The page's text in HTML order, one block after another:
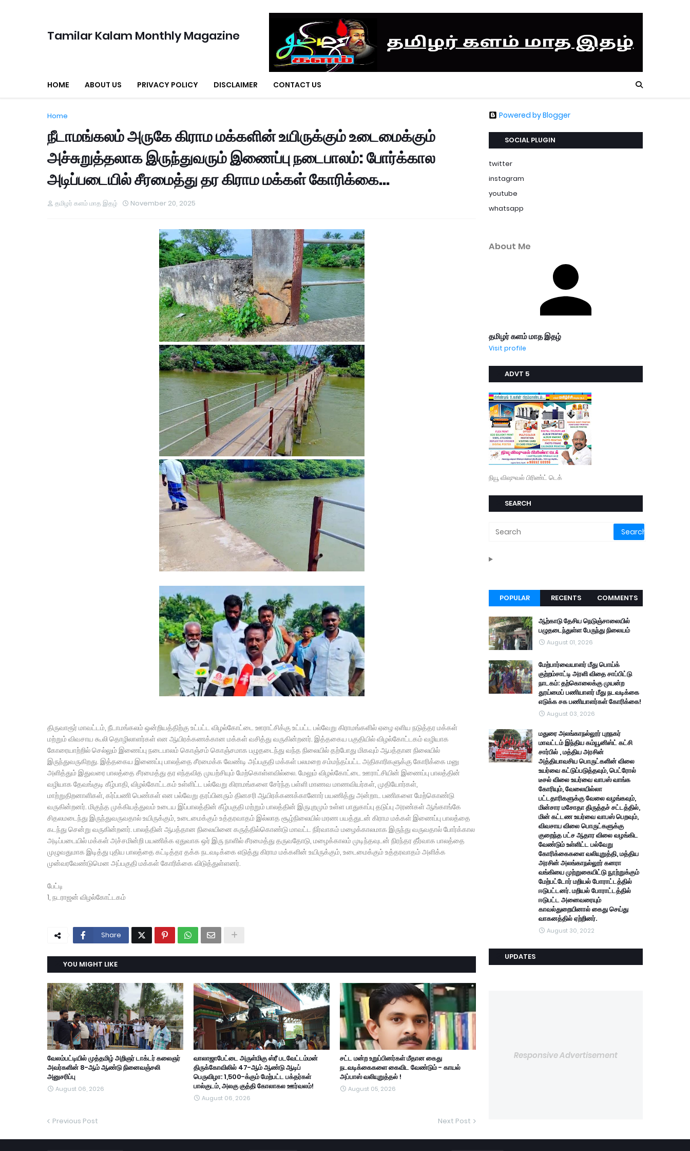
Tamilar Kalam Monthly Magazine
HOME ABOUT US PRIVACY POLICY DISCLAIMER CONTACT US
Home
நீடாமங்கலம் அருகே கிராம மக்களின் உயிருக்கும் உடைமைக்கும்
அச்சுறுத்தலாக இருந்துவரும் இணைப்பு நடைபாலம்: போர்க்கால
அடிப்படையில் சீரமைத்து தர கிராம மக்கள் கோரிக்கை...
தமிழர் களம் மாத இதழ் November 20, 2025
திருவாரூர் மாவட்டம், நீடாமங்கலம் ஒன்றியத்திற்கு உட்பட்ட விழல்கோட்டை ஊராட்சிக்கு உட்பட்ட பல்வேறு கிராமங்களில் ஏழை ஏளிய நடுத்தர மக்கள்
மற்றும் விவசாய கூலி தொழிலாளர்கள் என ஆயிரக்கணக்கான மக்கள் வசித்து வருகின்றனர். இத்தகைய பகுதியில் விழல்கோட்டகம் வழியாக
கோரையாற்றில் செல்லும் இணைப்பு நடைபாலம் கொஞ்சம் கொஞ்சமாக பழுதடைந்து வந்த நிலையில் தற்போது மிகவும் ஆபத்தான நிலையில்
இருந்துவருகிறது. இத்தகைய இணைப்பு பாலத்தை சீரமைக்க வேண்டி அப்பகுதி மக்கள் பலமறை சம்மந்தப்பட்ட அதிகாரிகளுக்கு கோரிக்கை மனு
அளித்தும் இதுவரை பாலத்தை சீரமைத்து தர எந்தவித முயற்சியும் மேற்கொள்ளவில்லை. மேலும் விழல்கோட்டை ஊராட்சியின் இணைப்பு பாலத்தின்
வழியாக தேவங்குடி கீழ்பாதி, விழல்கோட்டகம் உள்ளிட்ட பல்வேறு கிராமங்களை சேர்ந்த பள்ளி மாணவ மாணவியர்கள், முதியோர்கள்,
மாற்றுதிறனாளிகள், கர்ப்பணி பெண்கள் என பல்வேறு தரப்பினரும் தினசரி ஆயிரக்கணக்கானோர் பயணித்து அன்றாட பணிகளை மேற்கொண்டு
வருகின்றனர். மிகுந்த முக்கியத்துவம் உடைய இப்பாலத்தின் கீழ்பகுதி மற்றும் பாலத்தின் இருபுறமும் உள்ள பாதுகாப்பு தடுப்பு அரண்கள் ஆங்காங்கே
சிதலமடைந்து இருந்துவருவதால் உயிருக்கும், உடைமைக்கும் உத்தரவாதம் இல்லாத சூழ்நிலையில் மரண பயத்துடன் கிராம மக்கள் இணைப்பு பாலத்தை
கடந்து சென்று வருகின்றனர். பாலத்தின் ஆபத்தான நிலையினை கருத்தில்கொண்டு மாவட்ட நிர்வாகம் மழைக்காலமாக இருந்து வருவதால் போர்க்கால
அடிப்படையில் மக்கள் அச்சமின்றி பயணிக்க ஏதுவாக ஒர் இரு நாளில் சீரமைத்து தருவதோடு, மழைக்காலம் முடிந்தவுடன் நிரந்தர தீர்வாக பாலத்தை
முழுவதுமாக இடித்து புதிய பாலத்தை கட்டித்தர தக்க நடவடிக்கை எடுத்து கிராம மக்களின் உயிருக்கும், உடைமைக்கும் உத்தரவாதம் அளிக்க
முன்வரவேண்டுமென அப்பகுதி மக்கள் கோரிக்கை விடுத்துள்ளனர்.
பேட்டி
1, நடராஜன் விழல்கோட்டகம்
Share
YOU MIGHT LIKE
வேலம்பட்டியில் முத்தமிழ் அறிஞர் டாக்டர் கலைஞர்
அவர்களின் 8-ஆம் ஆண்டு நினைவஞ்சலி
அனுசரிப்பு
August 06, 2026
வாலாஜாபேட்டை அருள்மிகு ஸ்ரீ படவேட்டம்மன்
திருக்கோவிலில் 47-ஆம் ஆண்டு ஆடிப்
பெருவிழா: 1,500-க்கும் மேற்பட்ட பக்தர்கள்
பால்குடம், அலகு குத்தி கோலாகல ஊர்வலம்!
August 06, 2026
சட்ட மன்ற உறுப்பினர்கள் மீதான கைது
நடவடிக்கைகளை கைவிட வேண்டும் - காயல்
அப்பாஸ் வலியுறுத்தல் !
August 05, 2026
Previous Post Next Post
Powered by Blogger
SOCIAL PLUGIN
twitter
instagram
youtube
whatsapp
About Me
தமிழர் களம் மாத இதழ்
Visit profile
ADVT 5
நியூ விஷுவல் பிரிண்ட் டெக்
SEARCH
POPULAR RECENTS COMMENTS
ஆற்காடு தேசிய நெடுஞ்சாலையில்
பழுதடைந்துள்ள பேருந்து நிலையம்
August 01, 2026
மேற்பார்வையாளர் மீது பொய்க்
குற்றம்சாட்டி அரளி விதை சாப்பிட்டு
நாடகம்: தற்கொலைக்கு முயன்ற
தூய்மைப் பணியாளர் மீது நடவடிக்கை
எடுக்க சக பணியாளர்கள் கோரிக்கை!
August 03, 2026
மதுரை அலங்காநல்லூர் புறநகர்
மாவட்டம் இந்திய கம்யூனிஸ்ட் கட்சி
சார்பில் , மத்திய அரசின்
அத்தியாவசிய பொருட்களின் விலை
உயர்வை கட்டுப்படுத்தவும், பெட்ரோல்
டீசல் விலை உயர்வை வாபஸ் வாங்க
கோரியும், வேலையில்லா
பட்டதாரிகளுக்கு வேலை வழங்கவும்,
மின்சார மசோதா திருத்தச் சட்டத்தில்,
மின் கட்டண உயர்வை வாபஸ் பெறவும்,
விவசாய விலை பொருட்களுக்கு
குறைந்த பட்ச ஆதார விலை வழங்கிட
வேண்டும் உள்ளிட்ட பல்வேறு
கோரிக்கைகளை வலியுறுத்தி, மத்திய
அரசின் அலங்காநல்லூர் கனரா
வங்கியை முற்றுகையிட்டு நூற்றுக்கும்
மேற்பட்டோர் மறியல் போராட்டத்தில்
ஈடுபட்டனர். மறியல் போராட்டத்தில்
ஈடுபட்ட அனைவரையும்
காவல்துறையினால் கைது செய்து
வாகனத்தில் ஏற்றினர்.
August 30, 2022
UPDATES
Responsive Advertisement